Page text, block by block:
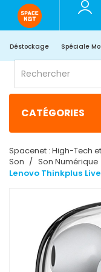
Déstockage Spéciale
CATÉGORIES
Spacenet : High-Tech
Son
Son Numérique
Lenovo Thinkplus